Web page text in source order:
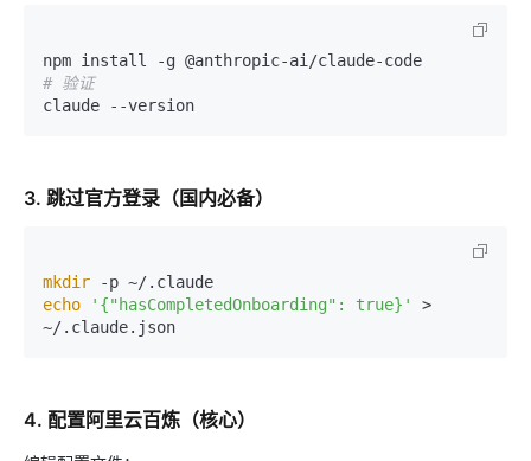
# 验证
3. 跳过官方登录（国内必备）
mkdir
echo
'{"hasCompletedOnboarding": true}'
>
4. 配置阿里云百炼（核心）